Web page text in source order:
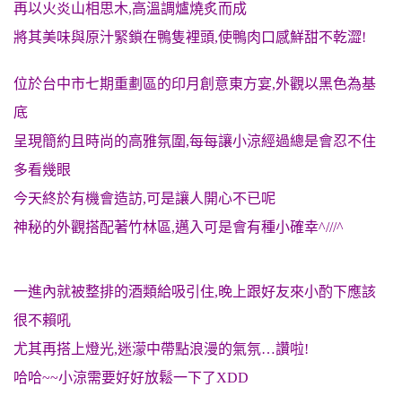
再以火炎山相思木,高溫調爐燒炙而成
將其美味與原汁緊鎖在鴨隻裡頭,使鴨肉口感鮮甜不乾澀!
位於台中市七期重劃區的印月創意東方宴,外觀以黑色為基
底
呈現簡約且時尚的高雅氛圍,每每讓小涼經過總是會忍不住
多看幾眼
今天終於有機會造訪,可是讓人開心不已呢
神秘的外觀搭配著竹林區,邁入可是會有種小確幸^///^
一進內就被整排的酒類給吸引住,晚上跟好友來小酌下應該
很不賴吼
尤其再搭上燈光,迷濛中帶點浪漫的氣氛…讚啦!
哈哈~~小涼需要好好放鬆一下了XDD